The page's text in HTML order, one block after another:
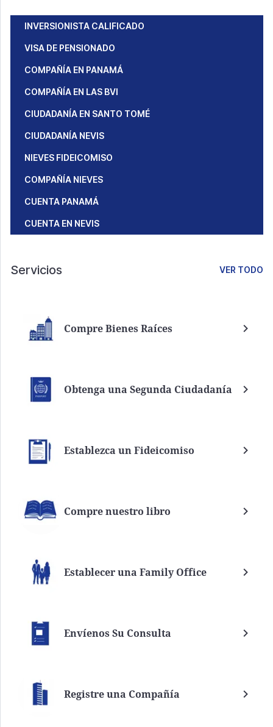
INVERSIONISTA CALIFICADO
VISA DE PENSIONADO
COMPAÑÍA EN PANAMÁ
COMPAÑÍA EN LAS BVI
CIUDADANÍA EN SANTO TOMÉ
CIUDADANÍA NEVIS
NIEVES FIDEICOMISO
COMPAÑÍA NIEVES
CUENTA PANAMÁ
CUENTA EN NEVIS
Servicios VER TODO
Compre Bienes Raíces
Obtenga una Segunda Ciudadanía
Establezca un Fideicomiso
Compre nuestro libro
Establecer una Family Office
Envíenos Su Consulta
Registre una Compañía